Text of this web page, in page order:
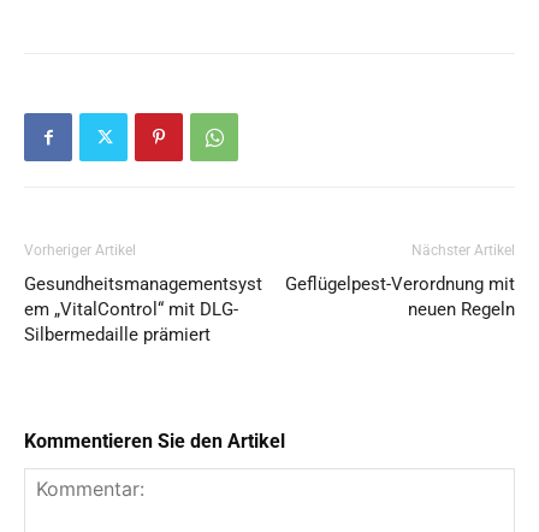
Vorheriger Artikel
Gesundheitsmanagementsyst
em „VitalControl“ mit DLG-
Silbermedaille prämiert
Nächster Artikel
Geflügelpest-Verordnung mit
neuen Regeln
Kommentieren Sie den Artikel